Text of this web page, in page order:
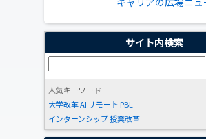
サイト内検索
人気キーワード
大学改革AI リモート PBL
インターンシップ授業改革